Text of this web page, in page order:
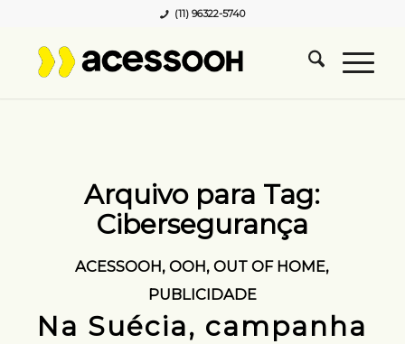
(11) 96322-5740
Arquivo para Tag:
Cibersegurança
ACESSOOH,OOH,OUT OF HOME,
PUBLICIDADE
Na Suécia, campanha